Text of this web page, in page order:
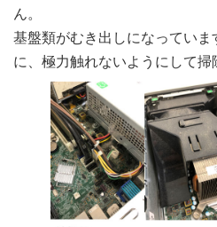
ん。
基盤類がむき出しになってい
に、極力触れないようにして掃